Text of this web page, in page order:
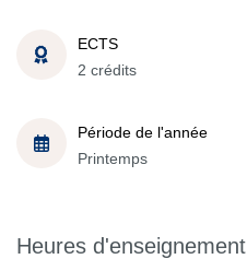
ECTS
2 crédits
Période de l'année
Printemps
Heures d'enseignement